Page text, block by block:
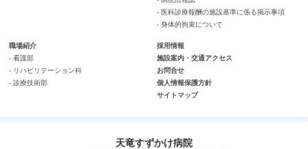
- 医科診療報酬の施設基準に係る掲示事項
- 身体的拘束について
職場紹介
- 看護部
- リハビリテーション科
- 診療技術部
採用情報
施設案内・交通アクセス
お問合せ
個人情報保護方針
サイトマップ
天竜すずかけ病院